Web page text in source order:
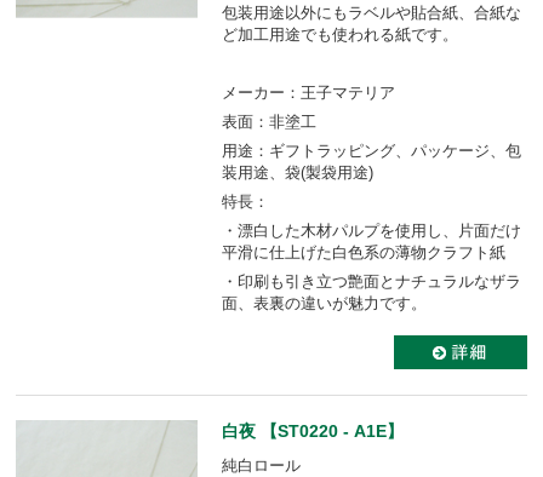
包装用途以外にもラベルや貼合紙、合紙な
ど加工用途でも使われる紙です。
メーカー：王子マテリア
表面：非塗工
用途：ギフトラッピング、パッケージ、包
装用途、袋(製袋用途)
特長：
・漂白した木材パルプを使用し、片面だけ
平滑に仕上げた白色系の薄物クラフト紙
・印刷も引き立つ艶面とナチュラルなザラ
面、表裏の違いが魅力です。
白夜 【ST0220 - A1E】
純白ロール